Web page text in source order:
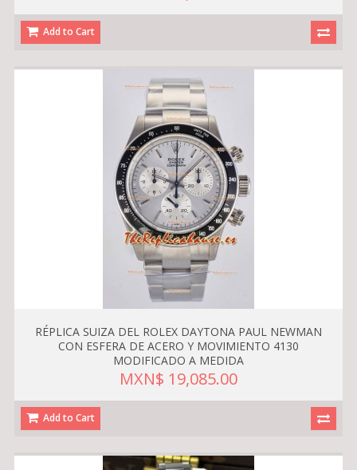
Add to Cart
RÉPLICA SUIZA DEL ROLEX DAYTONA PAUL NEWMAN
CON ESFERA DE ACERO Y MOVIMIENTO 4130
MODIFICADO A MEDIDA
MXN$ 19,085.00
Add to Cart